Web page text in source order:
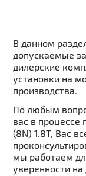
В данном
допускаемые
дилерские
установки на
производства.
По любым
вас в процессе
(8N) 1.8T, Вас
мы работаем
уверенности на